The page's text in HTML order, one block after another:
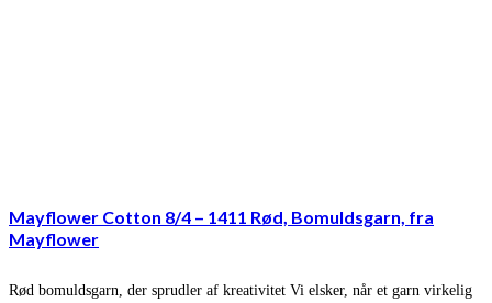
Mayflower Cotton 8/4 – 1411 Rød, Bomuldsgarn, fra
Mayflower
Rød bomuldsgarn, der sprudler af kreativitet Vi elsker, når et garn virkelig